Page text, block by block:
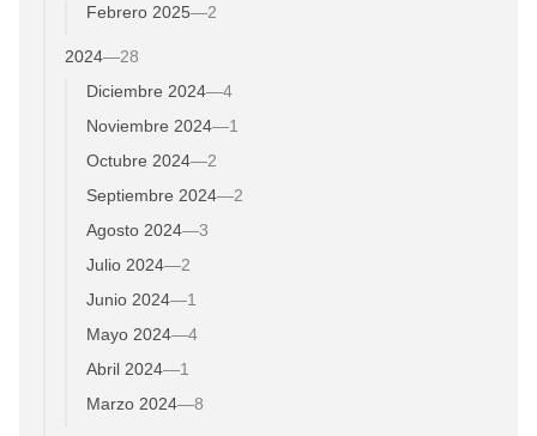
Febrero 2025—2
2024—28
Diciembre 2024—4
Noviembre 2024—1
Octubre 2024—2
Septiembre 2024—2
Agosto 2024—3
Julio 2024—2
Junio 2024—1
Mayo 2024—4
Abril 2024—1
Marzo 2024—8